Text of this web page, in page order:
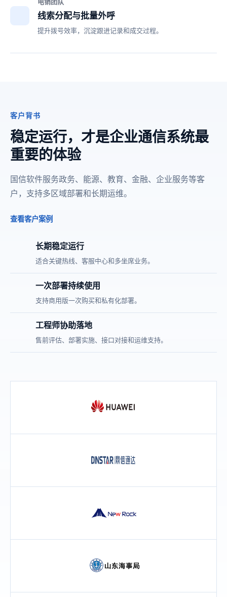
线索分配与批量外呼
提升拨号效率，沉淀跟进记录和成交过程。
客户背书
稳定运行，才是企业通信系统最
重要的体验
国信软件服务政务、能源、教育、金融、企业服务等客
户，支持多区域部署和长期运维。
查看客户案例
长期稳定运行
适合关键热线、客服中心和多坐席业务。
一次部署持续使用
支持商用版一次购买和私有化部署。
工程师协助落地
售前评估、部署实施、接口对接和运维支持。